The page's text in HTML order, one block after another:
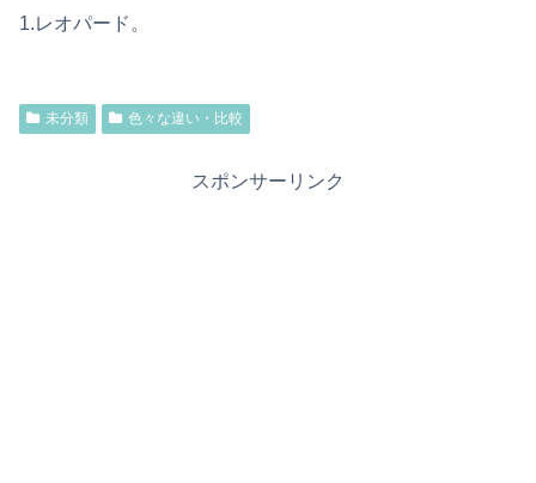
1.レオパード。
未分類 色々な違い・比較
スポンサーリンク